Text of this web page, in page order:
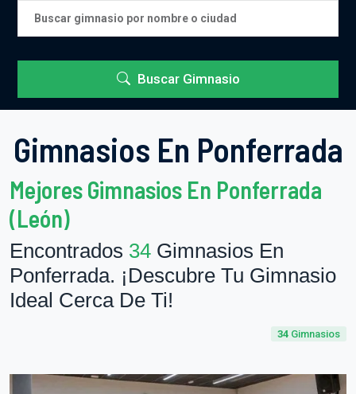
Buscar Gimnasio
Gimnasios En Ponferrada
Mejores Gimnasios En Ponferrada
(León)
Encontrados 34 Gimnasios En
Ponferrada. ¡Descubre Tu Gimnasio
Ideal Cerca De Ti!
34 Gimnasios